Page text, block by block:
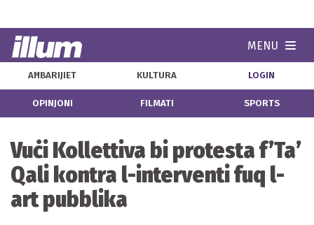
MENU
AĦBARIJIET KULTURA LOGIN
OPINJONI FILMATI SPORTS
Vuċi Kollettiva bi protesta f’Ta’
Qali kontra l-interventi fuq l-
art pubblika